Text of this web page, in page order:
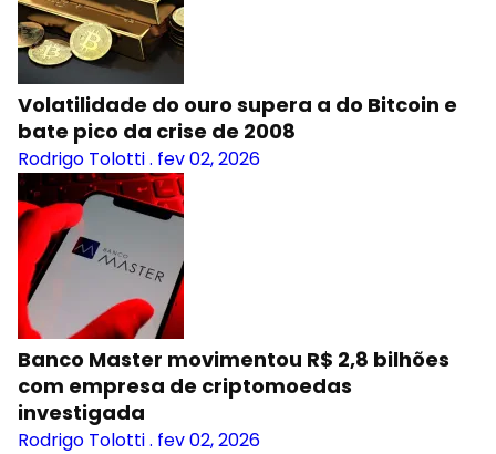
Volatilidade do ouro supera a do Bitcoin e
bate pico da crise de 2008
Rodrigo Tolotti. fev 02, 2026
Banco Master movimentou R$ 2,8 bilhões
com empresa de criptomoedas
investigada
Rodrigo Tolotti. fev 02, 2026